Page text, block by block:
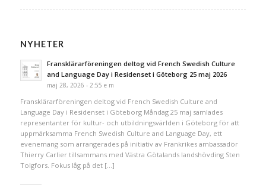
NYHETER
Fransklärarföreningen deltog vid French Swedish Culture
and Language Day i Residenset i Göteborg 25 maj 2026
maj 28, 2026 - 2:55 e m
Fransklärarföreningen deltog vid French Swedish Culture and
Language Day i Residenset i Göteborg Måndag 25 maj samlades
representanter för kultur- och utbildningsvärlden i Göteborg för att
uppmärksamma French Swedish Culture and Language Day, ett
evenemang som arrangerades på initiativ av Frankrikes ambassadör
Thierry Carlier tillsammans med Västra Götalands landshövding Sten
Tolgfors. Fokus låg på det […]